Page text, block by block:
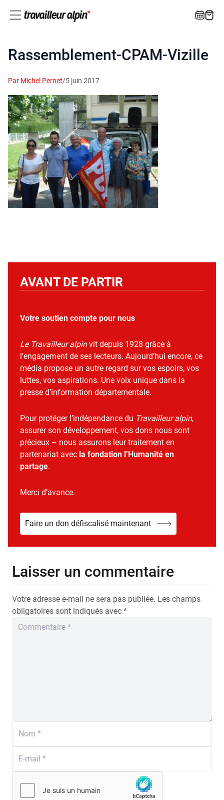
Rassemblement-CPAM-Vizille
Par Michel Pernet/5 juin 2017
AVANT DE PARTIR
Votre soutien compte pour nous
Le Travailleur alpinvit depuis 1928 grâce à
l’engagement de ses lecteurs. Aujourd’hui encore, ce
média propose un autre regard sur vos espoirs, vos
luttes, vos aspirations. Une voix unique dans la
presse d’information départementale.
Pour protéger l’indépendance du Travailleur alpin,
assurer son développement, vos dons nous sont
précieux – nous assurons leur traitement en
partenariat avec la fondation l’Humanité en
partage.
Merci d’avance.
Faire un don défiscalisé maintenant
Laisser un commentaire
Votre adresse e-mail ne sera pas publiée. Les champs
obligatoires sont indiqués avec *